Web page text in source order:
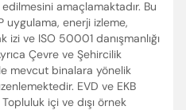
arayabilir veya ESC ile kapatabilirsiniz
amaçlamaktadır. Bu
uygulama, enerji izleme,
ve ISO 50001 danışmanlığı
Çevre ve Şehircilik
mevcut binalara yönelik
EVD ve EKB
içi ve dışı örnek